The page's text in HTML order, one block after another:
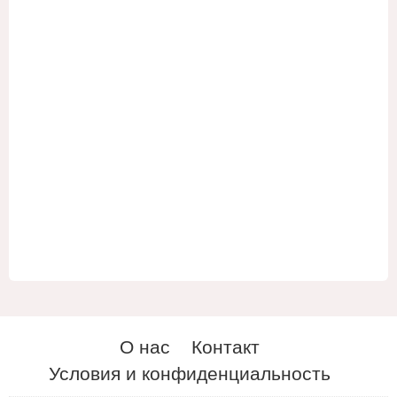
О нас
Контакт
Условия и конфиденциальность
ES